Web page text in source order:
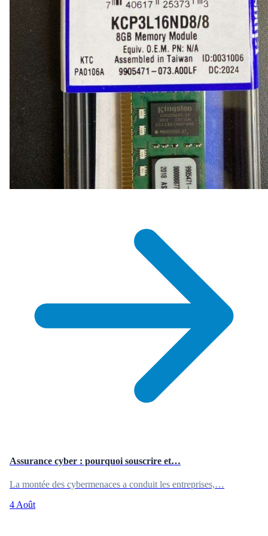
Assurance cyber : pourquoi souscrire et…
La montée des cybermenaces a conduit les entreprises,…
4 Août